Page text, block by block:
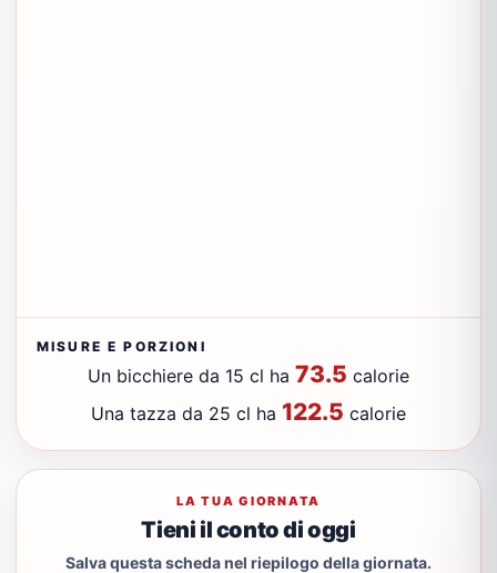
MISURE E PORZIONI
Un bicchiere da 15 cl ha 73.5 calorie
Una tazza da 25 cl ha 122.5 calorie
LA TUA GIORNATA
Tieni il conto di oggi
Salva questa scheda nel riepilogo della giornata.